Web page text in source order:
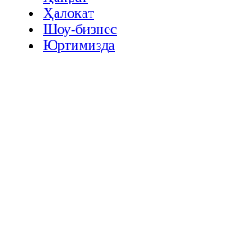
Ҳалокат
Шоу-бизнес
Юртимизда